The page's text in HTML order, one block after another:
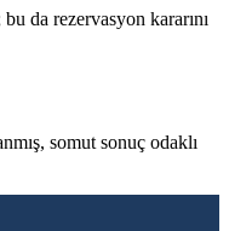
da rezervasyon kararını
somut sonuç odaklı